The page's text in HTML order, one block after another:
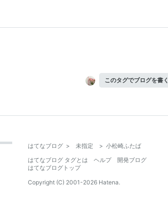
このタグでブログを書く
はてなブログ > 未指定 > 小松崎ふたば
はてなブログ タグとは
ヘルプ
開発ブログ
はてなブログトップ
Copyright (C) 2001-2026 Hatena.